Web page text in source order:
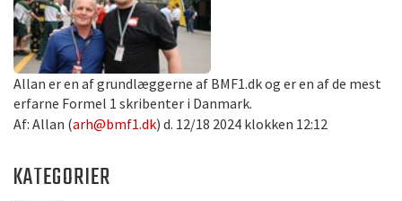
Allan er en af grundlæggerne af BMF1.dk og er en af de mest
erfarne Formel 1 skribenter i Danmark.
Af: Allan (arh@bmf1.dk) d. 12/18 2024 klokken 12:12
KATEGORIER